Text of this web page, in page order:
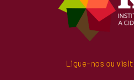
Ligue-nos ou